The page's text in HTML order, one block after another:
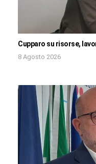
Cupparo su risorse,
8 Agosto 2026